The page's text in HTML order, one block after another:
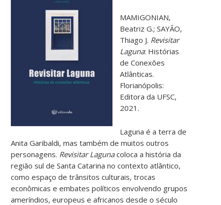
MAMIGONIAN,
Beatriz G.; SAYÃO,
Thiago J. Revisitar
Laguna: Histórias
de Conexões
Atlânticas.
Florianópolis:
Editora da UFSC,
2021.
Laguna é a terra de
Anita Garibaldi, mas também de muitos outros
personagens. Revisitar Lagunacoloca a história da
região sul de Santa Catarina no contexto atlântico,
como espaço de trânsitos culturais, trocas
econômicas e embates políticos envolvendo grupos
ameríndios, europeus e africanos desde o século